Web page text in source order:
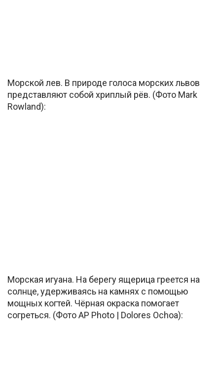
Морской лев. В природе голоса морских львов
представляют собой хриплый рёв. (Фото Mark
Rowland):
Морская игуана. На берегу ящерица греется на
солнце, удерживаясь на камнях с помощью
мощных когтей. Чёрная окраска помогает
согреться. (Фото AP Photo | Dolores Ochoa):